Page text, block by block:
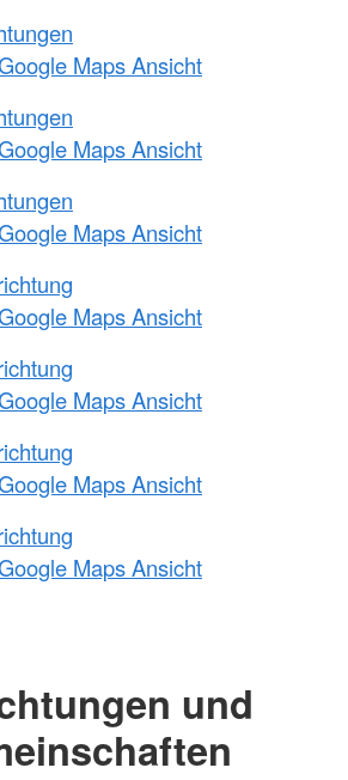
Maps Ansicht
Maps Ansicht
Maps Ansicht
Maps Ansicht
Maps Ansicht
Maps Ansicht
Maps Ansicht
und